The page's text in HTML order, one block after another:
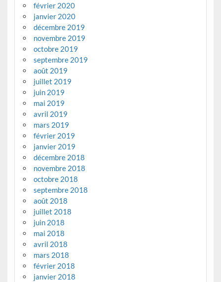
février 2020
janvier 2020
décembre 2019
novembre 2019
octobre 2019
septembre 2019
août 2019
juillet 2019
juin 2019
mai 2019
avril 2019
mars 2019
février 2019
janvier 2019
décembre 2018
novembre 2018
octobre 2018
septembre 2018
août 2018
juillet 2018
juin 2018
mai 2018
avril 2018
mars 2018
février 2018
janvier 2018